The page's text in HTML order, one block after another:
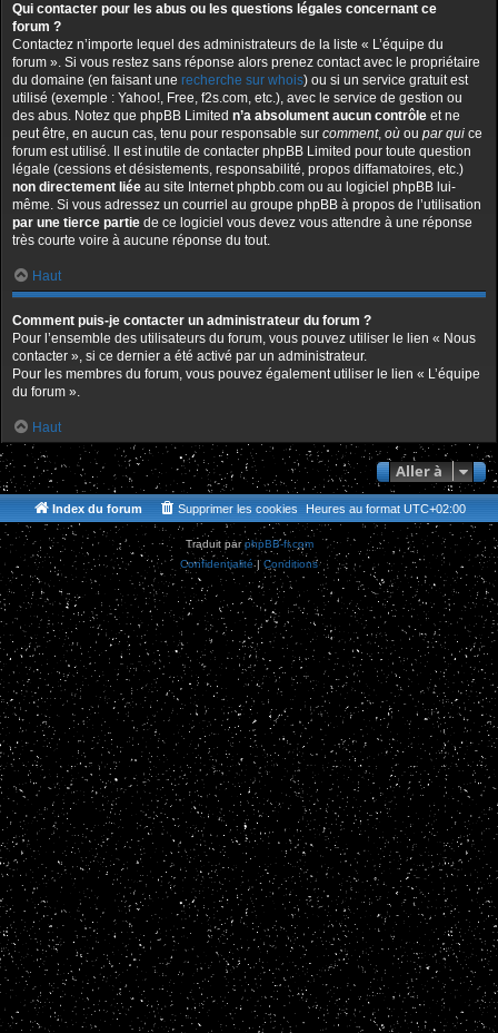
Qui contacter pour les abus ou les questions légales concernant ce
forum ?
Contactez n’importe lequel des administrateurs de la liste « L’équipe du
forum ». Si vous restez sans réponse alors prenez contact avec le propriétaire
du domaine (en faisant une recherche sur whois) ou si un service gratuit est
utilisé (exemple : Yahoo!, Free, f2s.com, etc.), avec le service de gestion ou
des abus. Notez que phpBB Limited n’a absolument aucun contrôle et ne
peut être, en aucun cas, tenu pour responsable sur comment, où ou par qui ce
forum est utilisé. Il est inutile de contacter phpBB Limited pour toute question
légale (cessions et désistements, responsabilité, propos diffamatoires, etc.)
non directement liée au site Internet phpbb.com ou au logiciel phpBB lui-
même. Si vous adressez un courriel au groupe phpBB à propos de l’utilisation
par une tierce partie de ce logiciel vous devez vous attendre à une réponse
très courte voire à aucune réponse du tout.
Haut
Comment puis-je contacter un administrateur du forum ?
Pour l’ensemble des utilisateurs du forum, vous pouvez utiliser le lien « Nous
contacter », si ce dernier a été activé par un administrateur.
Pour les membres du forum, vous pouvez également utiliser le lien « L’équipe
du forum ».
Haut
Aller à
Index du forum Heures au format UTC+02:00
Supprimer les cookies
Traduit parphpBB-fr.com
Confidentialité|Conditions